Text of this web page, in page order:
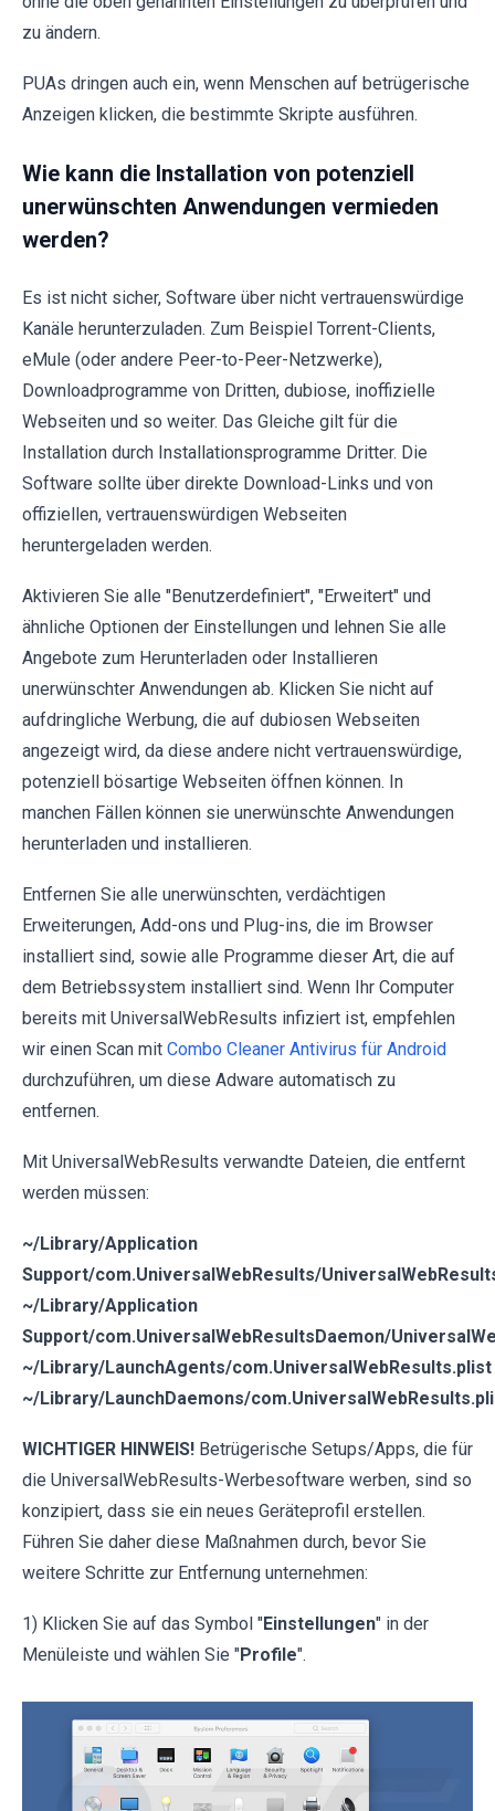
zu ändern.
PUAs dringen auch ein, wenn Menschen auf betrügerische
Anzeigen klicken, die bestimmte Skripte ausführen.
Wie kann die Installation von potenziell
unerwünschten Anwendungen vermieden
werden?
Es ist nicht sicher, Software über nicht vertrauenswürdige
Kanäle herunterzuladen. Zum Beispiel Torrent-Clients,
eMule (oder andere Peer-to-Peer-Netzwerke),
Downloadprogramme von Dritten, dubiose, inoffizielle
Webseiten und so weiter. Das Gleiche gilt für die
Installation durch Installationsprogramme Dritter. Die
Software sollte über direkte Download-Links und von
offiziellen, vertrauenswürdigen Webseiten
heruntergeladen werden.
Aktivieren Sie alle "Benutzerdefiniert", "Erweitert" und
ähnliche Optionen der Einstellungen und lehnen Sie alle
Angebote zum Herunterladen oder Installieren
unerwünschter Anwendungen ab. Klicken Sie nicht auf
aufdringliche Werbung, die auf dubiosen Webseiten
angezeigt wird, da diese andere nicht vertrauenswürdige,
potenziell bösartige Webseiten öffnen können. In
manchen Fällen können sie unerwünschte Anwendungen
herunterladen und installieren.
Entfernen Sie alle unerwünschten, verdächtigen
Erweiterungen, Add-ons und Plug-ins, die im Browser
installiert sind, sowie alle Programme dieser Art, die auf
dem Betriebssystem installiert sind. Wenn Ihr Computer
bereits mit UniversalWebResults infiziert ist, empfehlen
wir einen Scan mit Combo Cleaner Antivirus für Android
durchzuführen, um diese Adware automatisch zu
entfernen.
Mit UniversalWebResults verwandte Dateien, die entfernt
werden müssen:
~/Library/Application
Support/com.UniversalWebResults/
~/Library/Application
Support/com.UniversalWebResultsDaemon/
~/Library/LaunchAgents/com.UniversalWebResults.plist
~/Library/LaunchDaemons/
WICHTIGER HINWEIS! Betrügerische Setups/Apps, die für
die UniversalWebResults-Werbesoftware werben, sind so
konzipiert, dass sie ein neues Geräteprofil erstellen.
Führen Sie daher diese Maßnahmen durch, bevor Sie
weitere Schritte zur Entfernung unternehmen:
1) Klicken Sie auf das Symbol "Einstellungen" in der
Menüleiste und wählen Sie "Profile".